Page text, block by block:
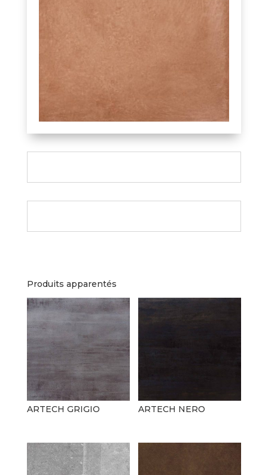
Produits apparentés
ARTECH GRIGIO ARTECH NERO